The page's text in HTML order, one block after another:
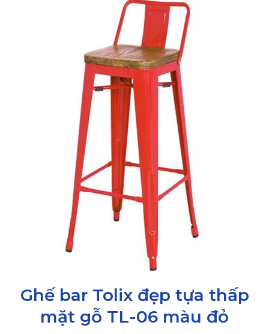
Ghế bar Tolix đẹp tựa thấp
mặt gỗ TL-06 màu đỏ